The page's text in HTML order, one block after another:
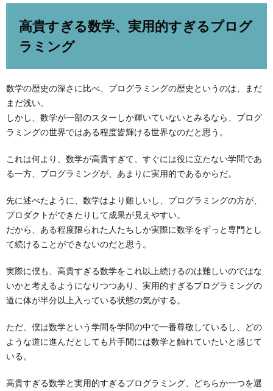
高貴すぎる数学、実用的すぎるプログ
ラミング
数学の歴史の深さに比べ、プログラミングの歴史というのは、まだ
まだ浅い。
しかし、数学が一部のスターしか輝いていないとみるなら、プログ
ラミングの世界ではある程度皆輝ける世界なのだと思う。
これは何より、数学が高貴すぎて、すぐには役に立たない学問であ
る一方、プログラミングが、あまりに実用的であるからだ。
先に述べたように、数学はより難しいし、プログラミングの方が、
プロダクトができたりして成果が見えやすい。
だから、ある程度限られた人たちしか実際に数学をずっと専門とし
て続けることができないのだと思う。
実際に僕も、高貴すぎる数学をこれ以上続けるのは難しいのではな
いかと考えるようになりつつあり、実用的すぎるプログラミングの
道に体が半分以上入っている状態の気がする。
ただ、僕は数学という学問を学問の中で一番尊敬しているし、どの
ような道に進んだとしても片手間には数学と触れていたいと感じて
いる。
高貴すぎる数学と実用的すぎるプログラミング、どちらか一つを選